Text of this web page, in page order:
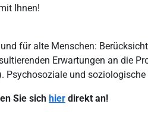
Ihnen!
für alte Menschen:
Erwartungen an die
und
Sie sich hier direkt an!